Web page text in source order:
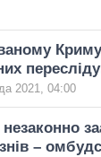
2021, 04:00
–